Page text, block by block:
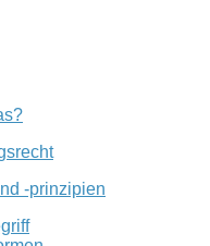
-prinzipien